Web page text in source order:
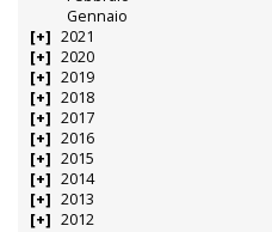
Gennaio
2021
2020
2019
2018
2017
2016
2015
2014
2013
2012